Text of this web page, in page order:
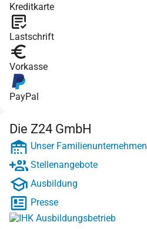
Kreditkarte
Lastschrift
Vorkasse
PayPal
Die Z24 GmbH
Unser Familienunternehmen
Stellenangebote
Ausbildung
Presse